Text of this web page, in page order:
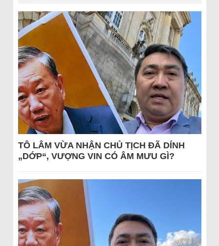
TÔ LÂM VỪA NHẬN CHỦ TỊCH ĐÃ DÍNH
„DỚP“, VƯỢNG VIN CÓ ÂM MƯU GÌ?